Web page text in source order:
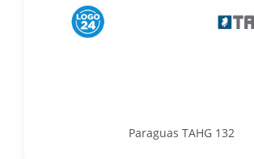
Paraguas TAHG 132